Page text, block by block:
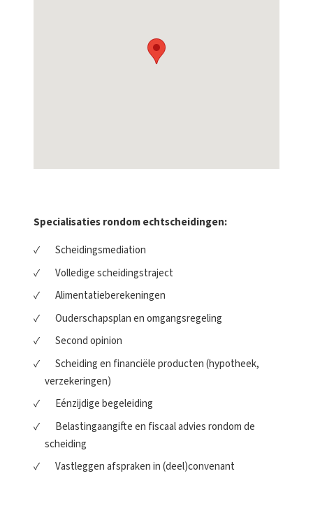
Specialisaties rondom echtscheidingen:
Scheidingsmediation
Volledige scheidingstraject
Alimentatieberekeningen
Ouderschapsplan en omgangsregeling
Second opinion
Scheiding en financiële producten (hypotheek,
verzekeringen)
Eénzijdige begeleiding
Belastingaangifte en fiscaal advies rondom de
scheiding
Vastleggen afspraken in (deel)convenant